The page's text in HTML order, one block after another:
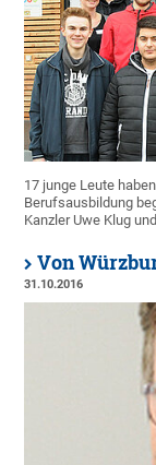
17 junge Leute
Berufsausbildung
Kanzler Uwe Klug
Von
31.10.2016